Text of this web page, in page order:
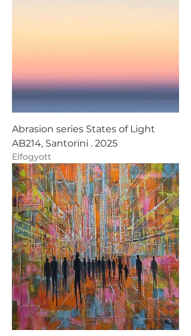
Abrasion series States of Light
AB214, Santorini . 2025
Elfogyott